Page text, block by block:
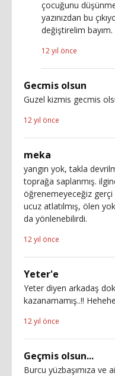
çocuğunu
yazınızdan bu
değiştirelim bayım.
12 yıl önce
Gecmis olsun
Guzel kizmis gecmis
12 yıl önce
meka
yangın yok, takla
toprağa saplanmış.
öğrenemeyeceğiz gerçi
ucuz atlatılmış, ölen
da yönlenebilirdi.
12 yıl önce
Yeter'e
Yeter diyen arkadaş
kazanamamış..!!
12 yıl önce
Geçmis olsun...
Burcu yüzbaşımıza ve